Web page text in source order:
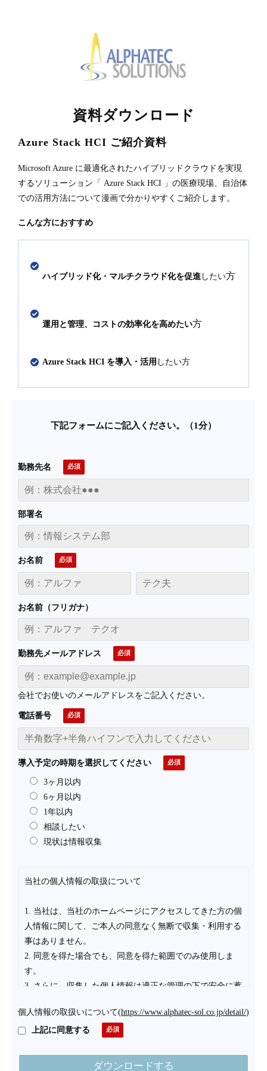
資料ダウンロード
Azure Stack HCI ご紹介資料
Microsoft Azure に最適化されたハイブリッドクラウドを実現
するソリューション「 Azure Stack HCI 」の医療現場、自治体
での活用方法について漫画で分かりやすくご紹介します。
こんな方におすすめ
ハイブリッド化・マルチクラウド化を促進したい方
運用と管理、コストの効率化を高めたい方
Azure Stack HCI を導入・活用 したい方
下記フォームにご記入ください。（1分）
勤務先名
部署名
お名前
お名前（フリガナ）
勤務先メールアドレス
会社でお使いのメールアドレスをご記入ください。
電話番号
導入予定の時期を選択してください
3ヶ月以内
6ヶ月以内
1年以内
相談したい
現状は情報収集
当社の個人情報の取扱について
1. 当社は、当社のホームページにアクセスしてきた方の個
人情報に関して、ご本人の同意なく無断で収集・利用する
事はありません。
2. 同意を得た場合でも、同意を得た範囲でのみ使用しま
す。
3. さらに、収集した個人情報は適正な管理の下で安全に蓄
個人情報の利用目的について
お客様の個人情報は下記の目的に使用させていただきま
個人情報の取扱いについて(https://www.alphatec-sol.co.jp/detail/)
上記に同意する